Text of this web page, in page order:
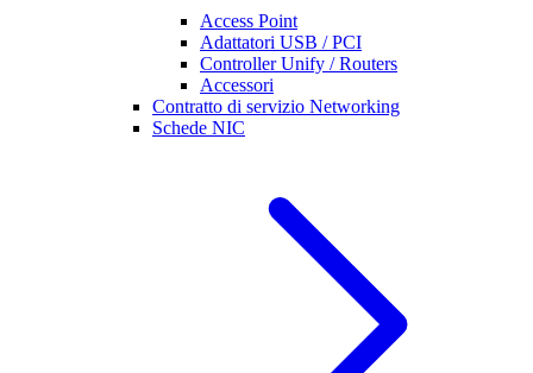
Access Point
Adattatori USB / PCI
Controller Unify / Routers
Accessori
Contratto di servizio Networking
Schede NIC